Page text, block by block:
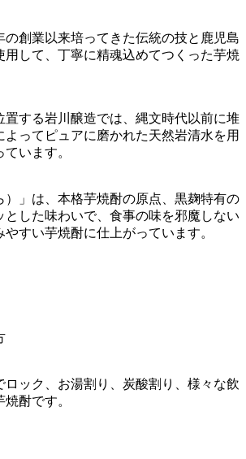
の創業以来培ってきた伝統の技と鹿児島
用して、丁寧に精魂込めてつくった芋焼
置する岩川醸造では、縄文時代以前に堆
よってピュアに磨かれた天然岩清水を用
います。
）」は、本格芋焼酎の原点、黒麹特有の
とした味わいで、食事の味を邪魔しない
すい芋焼酎に仕上がっています。
ロック、お湯割り、炭酸割り、様々な飲
酎です。